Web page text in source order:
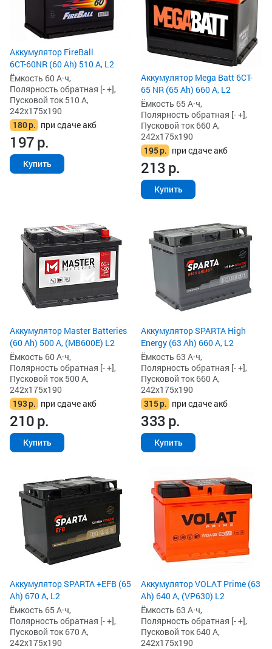
Аккумулятор FireBall
6СТ-60NR (60 Ah) 510 А, L2
Ёмкость 60 А·ч,
Полярность обратная [- +],
Пусковой ток 510 А,
242x175x190
180р. при сдаче акб
197р.
Купить
Аккумулятор Mega Batt 6CT-
65 NR (65 Ah) 660 А, L2
Ёмкость 65 А·ч,
Полярность обратная [- +],
Пусковой ток 660 А,
242x175x190
195р. при сдаче акб
213р.
Купить
Аккумулятор Master Batteries
(60 Ah) 500 А, (MB600E) L2
Ёмкость 60 А·ч,
Полярность обратная [- +],
Пусковой ток 500 А,
242x175x190
193р. при сдаче акб
210р.
Купить
Аккумулятор SPARTA High
Energy (63 Ah) 660 А, L2
Ёмкость 63 А·ч,
Полярность обратная [- +],
Пусковой ток 660 А,
242x175x190
315р. при сдаче акб
333р.
Купить
Аккумулятор SPARTA +EFB (65
Ah) 670 А, L2
Ёмкость 65 А·ч,
Полярность обратная [- +],
Пусковой ток 670 А,
242x175x190
Аккумулятор VOLAT Prime (63
Ah) 640 А, (VP630) L2
Ёмкость 63 А·ч,
Полярность обратная [- +],
Пусковой ток 640 А,
242x175x190